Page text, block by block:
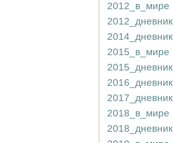
2012_в_мире
2012_дневник
2014_дневник
2015_в_мире
2015_дневник
2016_дневник
2017_дневник
2018_в_мире
2018_дневник